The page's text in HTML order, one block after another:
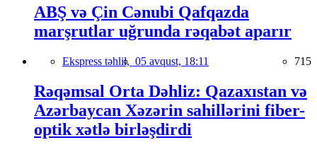
ABŞ və Çin Cənubi Qafqazda
marşrutlar uğrunda rəqabət aparır
Ekspress təhlil, 05 avqust, 18:11 715
Rəqəmsal Orta Dəhliz: Qazaxıstan və
Azərbaycan Xəzərin sahillərini fiber-
optik xətlə birləşdirdi